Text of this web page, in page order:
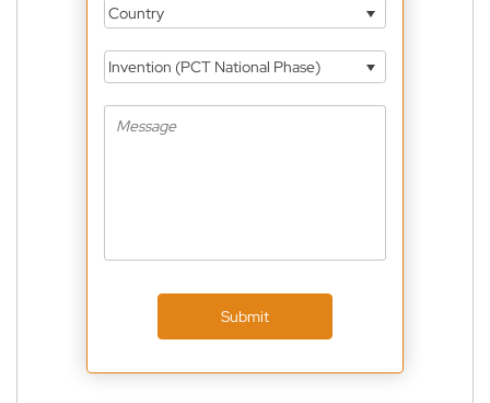
Country
Invention (PCT National Phase)
Submit